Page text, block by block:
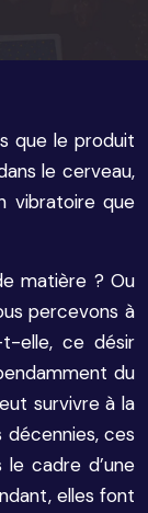
que le produit
le cerveau,
vibratoire que
matière ? Ou
percevons à
elle, ce désir
du
survivre à la
décennies, ces
le cadre d’une
elles font